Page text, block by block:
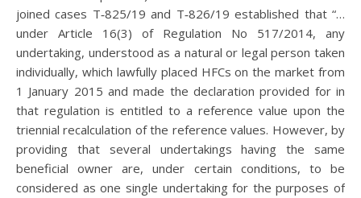
joined cases T‑825/19 and T‑826/19 established that “…
under Article 16(3) of Regulation No 517/2014, any
undertaking, understood as a natural or legal person taken
individually, which lawfully placed HFCs on the market from
1 January 2015 and made the declaration provided for in
that regulation is entitled to a reference value upon the
triennial recalculation of the reference values. However, by
providing that several undertakings having the same
beneficial owner are, under certain conditions, to be
considered as one single undertaking for the purposes of